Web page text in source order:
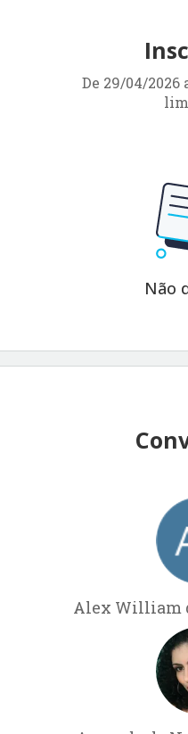
De 29/04/2026
Não
Alex William